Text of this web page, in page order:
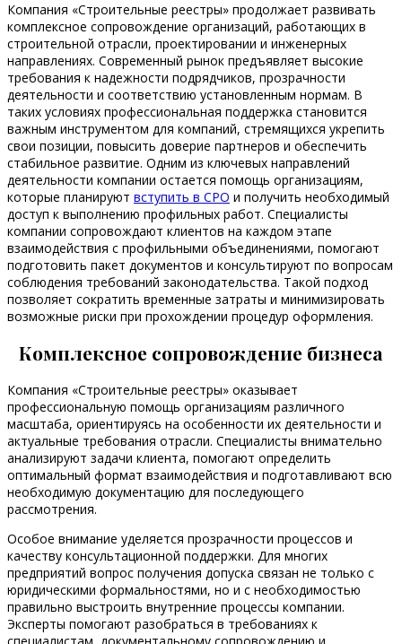
Компания «Строительные реестры» продолжает развивать
комплексное сопровождение организаций, работающих в
строительной отрасли, проектировании и инженерных
направлениях. Современный рынок предъявляет высокие
требования к надежности подрядчиков, прозрачности
деятельности и соответствию установленным нормам. В
таких условиях профессиональная поддержка становится
важным инструментом для компаний, стремящихся укрепить
свои позиции, повысить доверие партнеров и обеспечить
стабильное развитие. Одним из ключевых направлений
деятельности компании остается помощь организациям,
которые планируют вступить в СРО и получить необходимый
доступ к выполнению профильных работ. Специалисты
компании сопровождают клиентов на каждом этапе
взаимодействия с профильными объединениями, помогают
подготовить пакет документов и консультируют по вопросам
соблюдения требований законодательства. Такой подход
позволяет сократить временные затраты и минимизировать
возможные риски при прохождении процедур оформления.
Комплексное сопровождение бизнеса
Компания «Строительные реестры» оказывает
профессиональную помощь организациям различного
масштаба, ориентируясь на особенности их деятельности и
актуальные требования отрасли. Специалисты внимательно
анализируют задачи клиента, помогают определить
оптимальный формат взаимодействия и подготавливают всю
необходимую документацию для последующего
рассмотрения.
Особое внимание уделяется прозрачности процессов и
качеству консультационной поддержки. Для многих
предприятий вопрос получения допуска связан не только с
юридическими формальностями, но и с необходимостью
правильно выстроить внутренние процессы компании.
Эксперты помогают разобраться в требованиях к